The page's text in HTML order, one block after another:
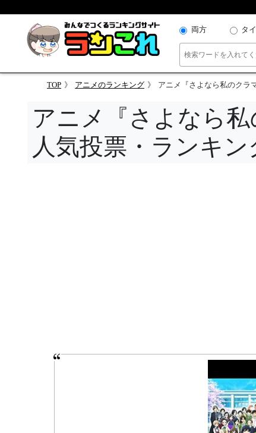
両方 タ
TOP アニメのランキング アニメ『さよなら私のクラ
アニメ『さよなら
人気投票・ランキン